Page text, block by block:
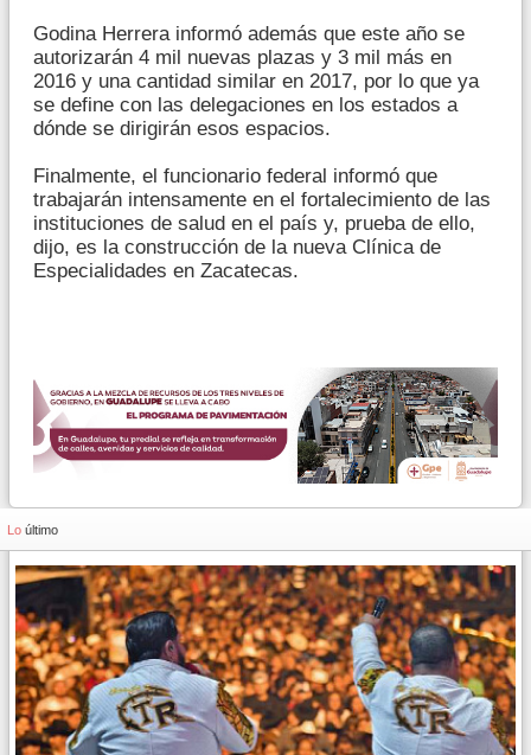
Godina Herrera informó además que este año se
autorizarán 4 mil nuevas plazas y 3 mil más en
2016 y una cantidad similar en 2017, por lo que ya
se define con las delegaciones en los estados a
dónde se dirigirán esos espacios.
Finalmente, el funcionario federal informó que
trabajarán intensamente en el fortalecimiento de las
instituciones de salud en el país y, prueba de ello,
dijo, es la construcción de la nueva Clínica de
Especialidades en Zacatecas.
Lo último